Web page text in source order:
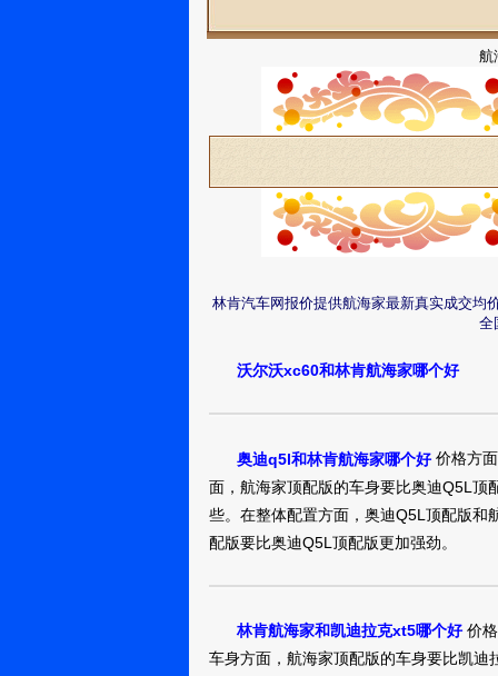
航
林肯汽车网报价提供航海家最新真实成交均
全
沃尔沃xc60和林肯航海家哪个好
奥迪q5l和林肯航海家哪个好价格方
面，航海家顶配版的车身要比奥迪Q5L顶
些。在整体配置方面，奥迪Q5L顶配版和
配版要比奥迪Q5L顶配版更加强劲。
林肯航海家和凯迪拉克xt5哪个好价格
车身方面，航海家顶配版的车身要比凯